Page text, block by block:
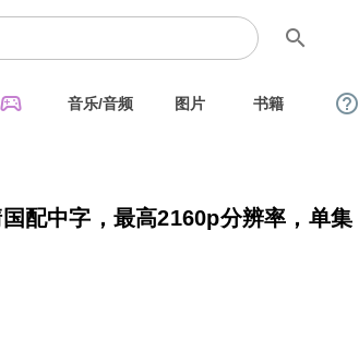
search
sports_esports 音乐/音频 图片 书籍 help_outline
配中字，最高2160p分辨率，单集